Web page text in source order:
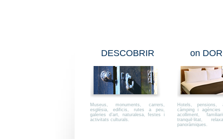
DESCOBRIR
Museus, monuments, carrers,
església, edificis, rutes a peu,
galeries d’art, naturalesa, festes i
activitats culturals.
on
Hotels, pensions,
càmping i agències
acolliment,
tranquil·litat,
panoràmiques.